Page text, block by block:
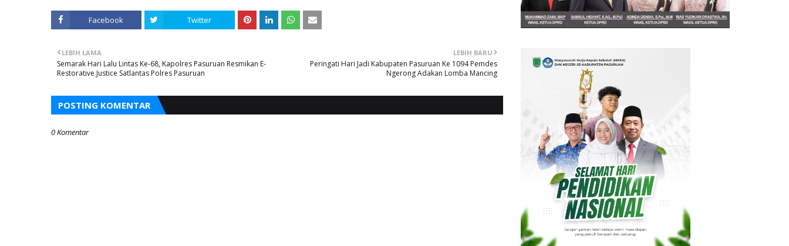
Facebook Twitter
LEBIH BARU
Peringati Hari Jadi Kabupaten Pasuruan Ke 1094 Pemdes
Ngerong Adakan Lomba Mancing
LEBIH LAMA
Semarak Hari Lalu Lintas Ke-68, Kapolres Pasuruan Resmikan E-
Restorative Justice Satlantas Polres Pasuruan
POSTING KOMENTAR
0 Komentar